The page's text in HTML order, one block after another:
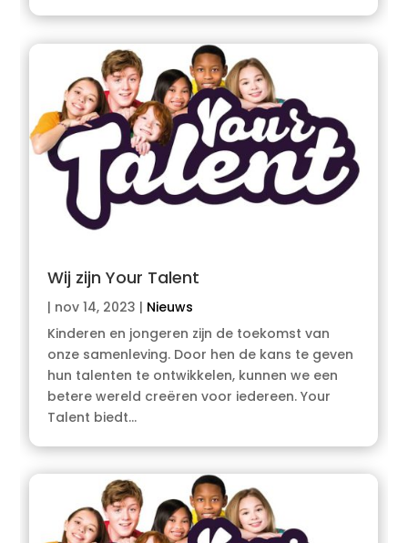
Wij zijn Your Talent
| nov 14, 2023 | Nieuws
Kinderen en jongeren zijn de toekomst van
onze samenleving. Door hen de kans te geven
hun talenten te ontwikkelen, kunnen we een
betere wereld creëren voor iedereen. Your
Talent biedt…